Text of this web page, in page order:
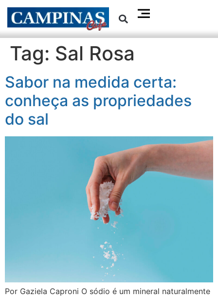
Tag: Sal Rosa
Sabor na medida certa:
conheça as propriedades
do sal
Por Gaziela Caproni O sódio é um mineral naturalmente